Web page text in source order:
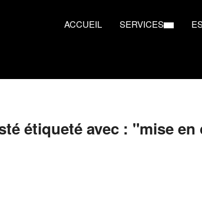
ACCUEIL SERVICES
étiqueté avec : "mise